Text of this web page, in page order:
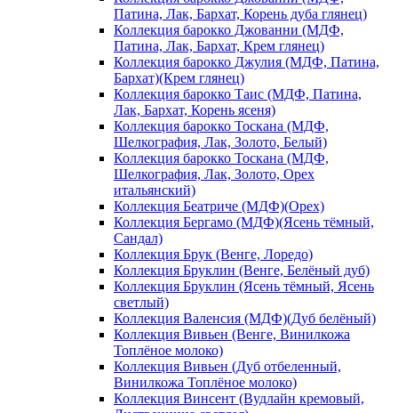
Патина, Лак, Бархат, Корень дуба глянец)
Коллекция барокко Джованни (МДФ,
Патина, Лак, Бархат, Крем глянец)
Коллекция барокко Джулия (МДФ, Патина,
Бархат)(Крем глянец)
Коллекция барокко Таис (МДФ, Патина,
Лак, Бархат, Корень ясеня)
Коллекция барокко Тоскана (МДФ,
Шелкография, Лак, Золото, Белый)
Коллекция барокко Тоскана (МДФ,
Шелкография, Лак, Золото, Орех
итальянский)
Коллекция Беатриче (МДФ)(Орех)
Коллекция Бергамо (МДФ)(Ясень тёмный,
Сандал)
Коллекция Брук (Венге, Лоредо)
Коллекция Бруклин (Венге, Белёный дуб)
Коллекция Бруклин (Ясень тёмный, Ясень
светлый)
Коллекция Валенсия (МДФ)(Дуб белёный)
Коллекция Вивьен (Венге, Винилкожа
Топлёное молоко)
Коллекция Вивьен (Дуб отбеленный,
Винилкожа Топлёное молоко)
Коллекция Винсент (Вудлайн кремовый,